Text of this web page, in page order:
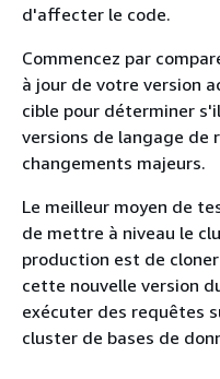
d'affecter le code.
Commencez par
à jour de votre version
cible pour déterminer
versions de langage de
changements majeurs.
Le meilleur moyen de
de mettre à niveau le
production est de
cette nouvelle version
exécuter des requêtes
cluster de bases de